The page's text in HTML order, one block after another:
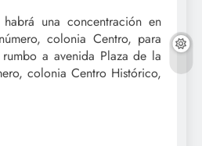
una concentración en
colonia Centro, para
a avenida Plaza de la
colonia Centro Histórico,